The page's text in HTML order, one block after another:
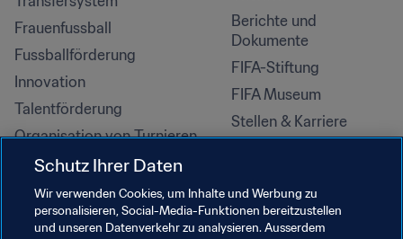
Frauenfussball
Fussballförderung
Innovation
Talentförderung
Organisation von Turnieren
Nachhaltigkeit
Menschenrechte und
Antidiskriminierung
Berichte und
Dokumente
FIFA-Stiftung
FIFA Museum
Stellen & Karriere
Schutz Ihrer Daten
Wir verwenden Cookies, um Inhalte und Werbung zu
personalisieren, Social-Media-Funktionen bereitzustellen
und unseren Datenverkehr zu analysieren. Ausserdem